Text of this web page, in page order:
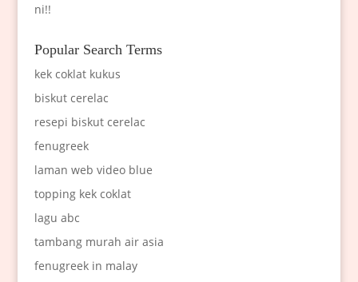
ni!!
Popular Search Terms
kek coklat kukus
biskut cerelac
resepi biskut cerelac
fenugreek
laman web video blue
topping kek coklat
lagu abc
tambang murah air asia
fenugreek in malay